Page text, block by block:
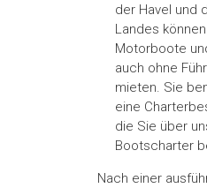
der Havel und
Landes
Motorboote
auch ohne
mieten. Sie
eine
die Sie über
Bootscharter
Nach einer